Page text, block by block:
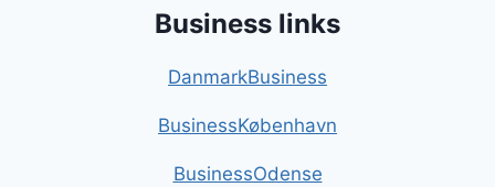
Business links
DanmarkBusiness
BusinessKøbenhavn
BusinessOdense